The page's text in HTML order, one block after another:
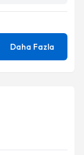
Daha Fazla